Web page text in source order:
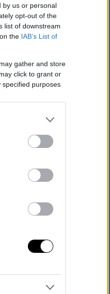
by us or personal
opt-out of the
list of downstream
the IAB’s List of
gather and store
click to grant or
purposes